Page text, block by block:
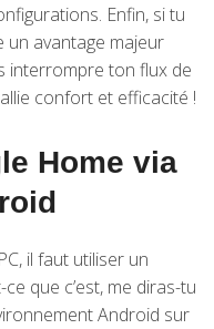
Enfin, si tu
un avantage majeur
interrompre ton flux de
confort et efficacité !
Home via
il faut utiliser un
ce que c’est, me diras-tu
Android sur